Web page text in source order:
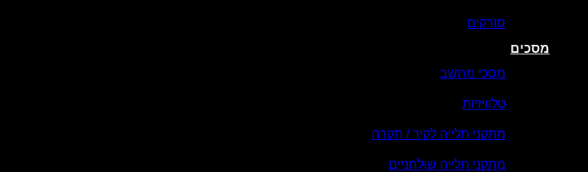
סורקים
מסכים
מסכי מחשב
טלוויזיות
מתקני תלייה לקיר / תקרה
מתקני תלייה שולחניים